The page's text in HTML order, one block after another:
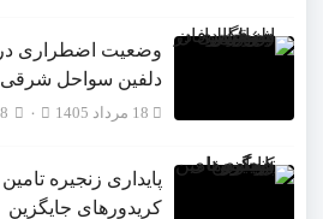
وضعیت اضطراری
دلفین سواحل شرقی
18 مرداد 1405 8
پایداری زنجیره
کریدورهای جایگزین